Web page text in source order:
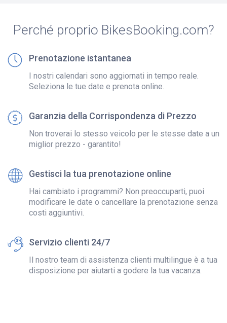
Perché proprio BikesBooking.com?
Prenotazione istantanea
I nostri calendari sono aggiornati in tempo reale.
Seleziona le tue date e prenota online.
Garanzia della Corrispondenza di Prezzo
Non troverai lo stesso veicolo per le stesse date a un
miglior prezzo - garantito!
Gestisci la tua prenotazione online
Hai cambiato i programmi? Non preoccuparti, puoi
modificare le date o cancellare la prenotazione senza
costi aggiuntivi.
Servizio clienti 24/7
Il nostro team di assistenza clienti multilingue è a tua
disposizione per aiutarti a godere la tua vacanza.